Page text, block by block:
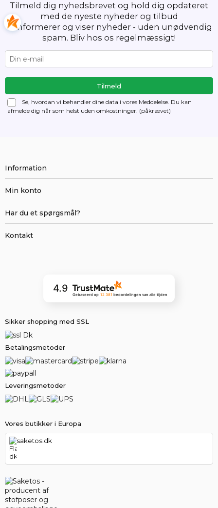
Tilmeld dig nyhedsbrevet og hold dig opdateret
med de nyeste nyheder og tilbud
Vi informerer og viser nyheder - uden unødvendig
spam. Bliv hos os regelmæssigt!
Se, hvordan vi behandler dine data i vores Meddelelse. Du kan
afmelde dig når som helst uden omkostninger. (påkrævet)
Vores butikker i Europa
saketos.dk
Information
Min konto
Har du et spørgsmål?
Kontakt
4.9
Gebaseerd op 12 381 beoordelingen van alle tijden
Sikker shopping med SSL
Betalingsmetoder
Leveringsmetoder